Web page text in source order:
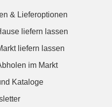
& Lieferoptionen
liefern lassen
liefern lassen
im Markt
Kataloge